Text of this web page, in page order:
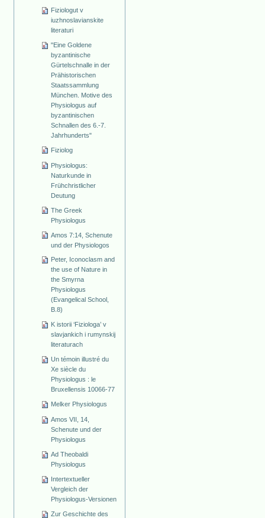
Fiziologut v
iuzhnoslavianskite
literaturi
"Eine Goldene
byzantinische
Gürtelschnalle in der
Prähistorischen
Staatssammlung
München. Motive des
Physiologus auf
byzantinischen
Schnallen des 6.-7.
Jahrhunderts"
Fiziolog
Physiologus:
Naturkunde in
Frühchristlicher
Deutung
The Greek
Physiologus
Amos 7:14, Schenute
und der Physiologos
Peter, Iconoclasm and
the use of Nature in
the Smyrna
Physiologus
(Evangelical School,
B.8)
K istorii ‘Fiziologa’ v
slavjankich i rumynskij
literaturach
Un témoin illustré du
Xe siècle du
Physiologus : le
Bruxellensis 10066-77
Melker Physiologus
Amos VII, 14,
Schenute und der
Physiologus
Ad Theobaldi
Physiologus
Intertextueller
Vergleich der
Physiologus-Versionen
Zur Geschichte des